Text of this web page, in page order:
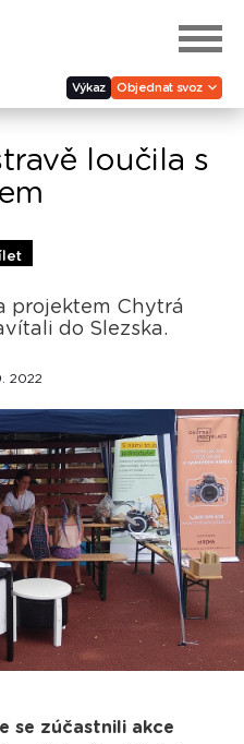
Výkaz Objednat svoz
loučila s
projektem Chytrá
do Slezska.
2022
se zúčastnili akce